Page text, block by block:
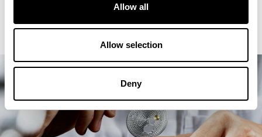
Allow all
Allow selection
Deny